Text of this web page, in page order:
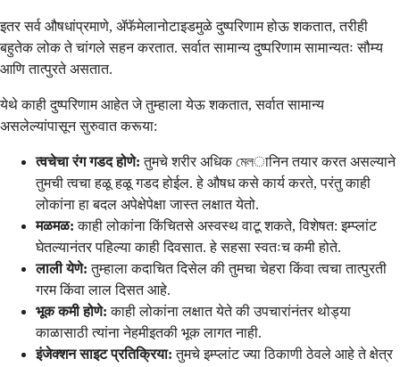
इतर सर्व औषधांप्रमाणे, ॲफॅमेलानोटाइडमुळे दुष्परिणाम होऊ शकतात, तरीही
बहुतेक लोक ते चांगले सहन करतात. सर्वात सामान्य दुष्परिणाम सामान्यतः सौम्य
आणि तात्पुरते असतात.
येथे काही दुष्परिणाम आहेत जे तुम्हाला येऊ शकतात, सर्वात सामान्य
असलेल्यांपासून सुरुवात करूया:
त्वचेचा रंग गडद होणे: तुमचे शरीर अधिक মেলानिन तयार करत असल्याने
तुमची त्वचा हळू हळू गडद होईल. हे औषध कसे कार्य करते, परंतु काही
लोकांना हा बदल अपेक्षेपेक्षा जास्त लक्षात येतो.
मळमळ: काही लोकांना किंचितसे अस्वस्थ वाटू शकते, विशेषत: इम्प्लांट
घेतल्यानंतर पहिल्या काही दिवसात. हे सहसा स्वतःच कमी होते.
लाली येणे: तुम्हाला कदाचित दिसेल की तुमचा चेहरा किंवा त्वचा तात्पुरती
गरम किंवा लाल दिसत आहे.
भूक कमी होणे: काही लोकांना लक्षात येते की उपचारांनंतर थोड्या
काळासाठी त्यांना नेहमीइतकी भूक लागत नाही.
इंजेक्शन साइट प्रतिक्रिया: तुमचे इम्प्लांट ज्या ठिकाणी ठेवले आहे ते क्षेत्र